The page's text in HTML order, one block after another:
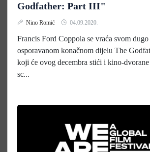
Godfather: Part III"
Nino Romić 04.09.2020.
Francis Ford Coppola se vraća svom dugo
osporavanom konačnom dijelu The
koji će ovog decembra stići i kino-
sc...